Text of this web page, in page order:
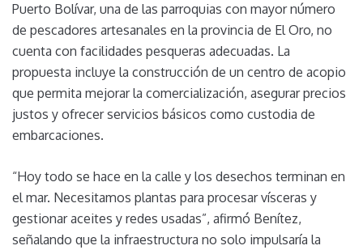
Puerto Bolívar, una de las parroquias con mayor número
de pescadores artesanales en la provincia de El Oro, no
cuenta con facilidades pesqueras adecuadas. La
propuesta incluye la construcción de un centro de acopio
que permita mejorar la comercialización, asegurar precios
justos y ofrecer servicios básicos como custodia de
embarcaciones.
“Hoy todo se hace en la calle y los desechos terminan en
el mar. Necesitamos plantas para procesar vísceras y
gestionar aceites y redes usadas”, afirmó Benítez,
señalando que la infraestructura no solo impulsaría la